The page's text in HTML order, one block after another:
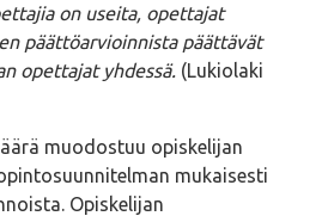
on useita, opettajat
päättöarvioinnista päättävät
opettajat yhdessä. (Lukiolaki
muodostuu opiskelijan
mukaisesti
Opiskelijan